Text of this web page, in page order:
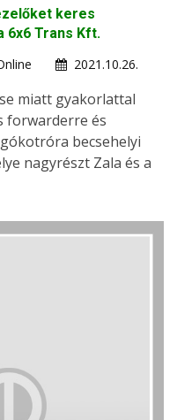
keres
Trans Kft.
2021.10.26.
miatt gyakorlattal
forwarderre és
becsehelyi
nagyrészt Zala és a